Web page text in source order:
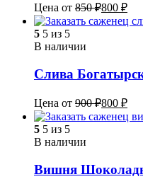
Цена от 850₽800 ₽
5 5 из 5
В наличии
Слива
Цена от 900₽800 ₽
5 5 из 5
В наличии
Вишня